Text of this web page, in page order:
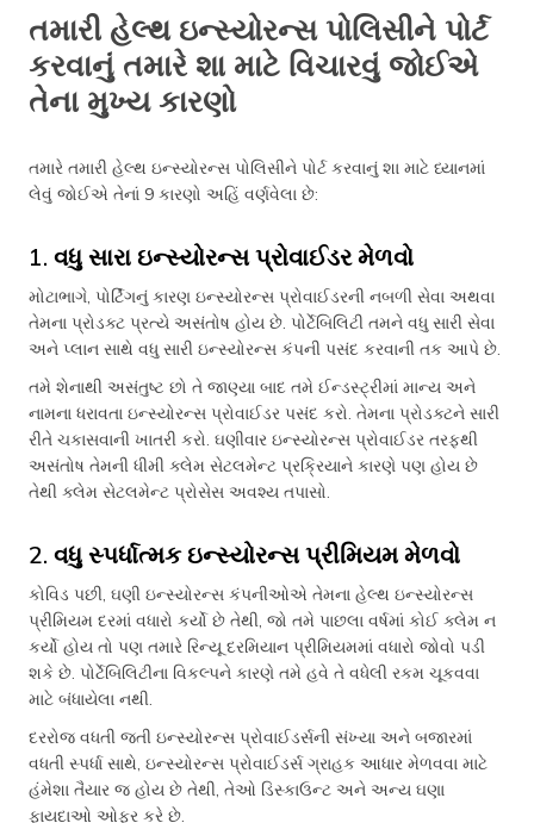
તમારી હેલ્થ ઇન્સ્યોરન્સ પોલિસીને પોર્ટ
કરવાનું તમારે શા માટે વિચારવું જોઈએ
તેના મુખ્ય કારણો
તમારે તમારી હેલ્થ ઇન્સ્યોરન્સ પોલિસીને પોર્ટ કરવાનું શા માટે ધ્યાનમાં
લેવું જોઈએ તેનાં 9 કારણો અહિં વર્ણવેલા છે:
1. વધુ સારા ઇન્સ્યોરન્સ પ્રોવાઈડર મેળવો
મોટાભાગે, પોર્ટિંગનું કારણ ઇન્સ્યોરન્સ પ્રોવાઈડરની નબળી સેવા અથવા
તેમના પ્રોડક્ટ પ્રત્યે અસંતોષ હોય છે. પોર્ટેબિલિટી તમને વધુ સારી સેવા
અને પ્લાન સાથે વધુ સારી ઇન્સ્યોરન્સ કંપની પસંદ કરવાની તક આપે છે.
તમે શેનાથી અસંતુષ્ટ છો તે જાણ્યા બાદ તમે ઈન્ડસ્ટ્રીમાં માન્ય અને
નામના ધરાવતા ઇન્સ્યોરન્સ પ્રોવાઈડર પસંદ કરો. તેમના પ્રોડક્ટને સારી
રીતે ચકાસવાની ખાતરી કરો. ઘણીવાર ઇન્સ્યોરન્સ પ્રોવાઈડર તરફથી
અસંતોષ તેમની ધીમી ક્લેમ સેટલમેન્ટ પ્રક્રિયાને કારણે પણ હોય છે
તેથી ક્લેમ સેટલમેન્ટ પ્રોસેસ અવશ્ય તપાસો.
2. વધુ સ્પર્ધાત્મક ઇન્સ્યોરન્સ પ્રીમિયમ મેળવો
કોવિડ પછી, ઘણી ઇન્સ્યોરન્સ કંપનીઓએ તેમના હેલ્થ ઇન્સ્યોરન્સ
પ્રીમિયમ દરમાં વધારો કર્યો છે તેથી, જો તમે પાછલા વર્ષમાં કોઈ ક્લેમ ન
કર્યો હોય તો પણ તમારે રિન્યૂ દરમિયાન પ્રીમિયમમાં વધારો જોવો પડી
શકે છે. પોર્ટેબિલિટીના વિકલ્પને કારણે તમે હવે તે વધેલી રકમ ચૂકવવા
માટે બંધાયેલા નથી.
દરરોજ વધતી જતી ઇન્સ્યોરન્સ પ્રોવાઈડર્સની સંખ્યા અને બજારમાં
વધતી સ્પર્ધા સાથે, ઇન્સ્યોરન્સ પ્રોવાઈડર્સ ગ્રાહક આધાર મેળવવા માટે
હંમેશા તૈયાર જ હોય છે તેથી, તેઓ ડિસ્કાઉન્ટ અને અન્ય ઘણા
ફાયદાઓ ઓફર કરે છે.